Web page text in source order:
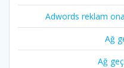
Adwords reklam
Ağ
Ağ